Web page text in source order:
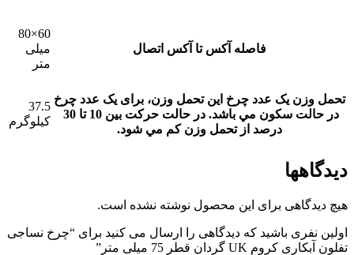
فاصله آکس تا آکس اتصال
60×80
میلی
متر
تحمل وزن یک عدد چرخ این تحمل وزن، برای يک عدد چرخ
درصد از تحمل وزن کم مي شود.
37.5
کیلوگرم
دیدگاهها
هیچ دیدگاهی برای این محصول نوشته نشده است.
اولین نفری باشید که دیدگاهی را ارسال می کنید برای “چرخ نساجی
تفلون آبکاری کروم UK گردان قطر 75 میلی متر”